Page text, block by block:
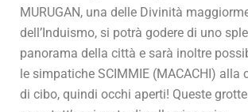
MURUGAN, una delle Divinità
dell’Induismo, si potrà godere di uno
panorama della città e sarà inoltre
le simpatiche SCIMMIE (MACACHI) alla
di cibo, quindi occhi aperti! Queste